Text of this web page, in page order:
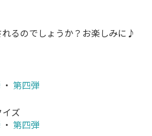
るのでしょうか？お楽しみに♪
・ 第四弾
ズ
・ 第四弾